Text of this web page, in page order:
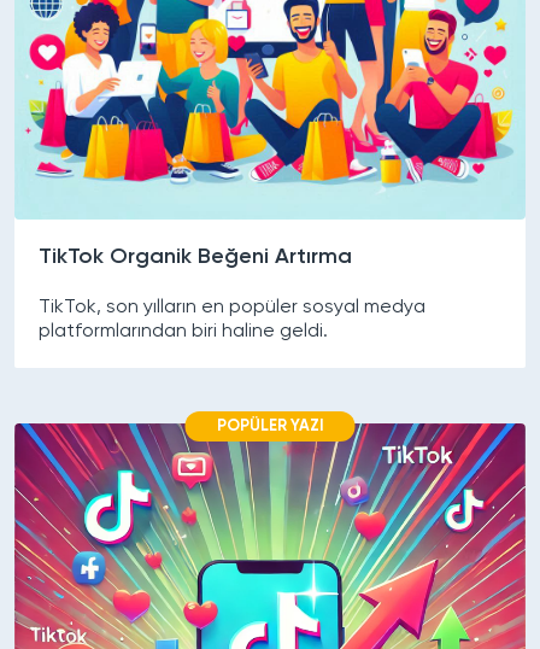
TikTok Organik Beğeni Artırma
TikTok, son yılların en popüler sosyal medya
platformlarından biri haline geldi.
POPÜLER YAZI